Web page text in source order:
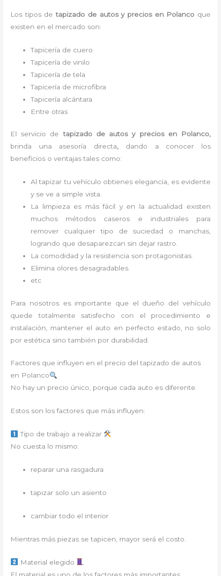
Los tipos de tapizado de autos y precios en Polanco que
existen en el mercado son:
Tapicería de cuero
Tapicería de vinilo
Tapicería de tela
Tapicería de microfibra
Tapicería alcántara
Entre otras
El servicio detapizado de autos y precios en Polanco,
brinda una asesoría directa, dando a conocer los
beneficios o ventajas tales como:
Al tapizar tu vehículo obtienes elegancia, es evidente
y se ve a simple vista.
La limpieza es más fácil y en la actualidad existen
muchos métodos caseros e industriales para
remover cualquier tipo de suciedad o manchas,
logrando que desaparezcan sin dejar rastro.
La comodidad y la resistencia son protagonistas.
Elimina olores desagradables.
etc
Para nosotros es importante que el dueño del vehículo
quede totalmente satisfecho con el procedimiento e
instalación, mantener el auto en perfecto estado, no solo
por estética sino también por durabilidad.
Factores que influyen en el precio del tapizado de autos
en Polanco
No hay un precio único, porque cada auto es diferente.
Estos son los factores que más influyen:
Tipo de trabajo a realizar
No cuesta lo mismo:
reparar una rasgadura
tapizar solo un asiento
cambiar todo el interior
Mientras más piezas se tapicen, mayor será el costo.
Material elegido
El material es uno de los factores más importantes.